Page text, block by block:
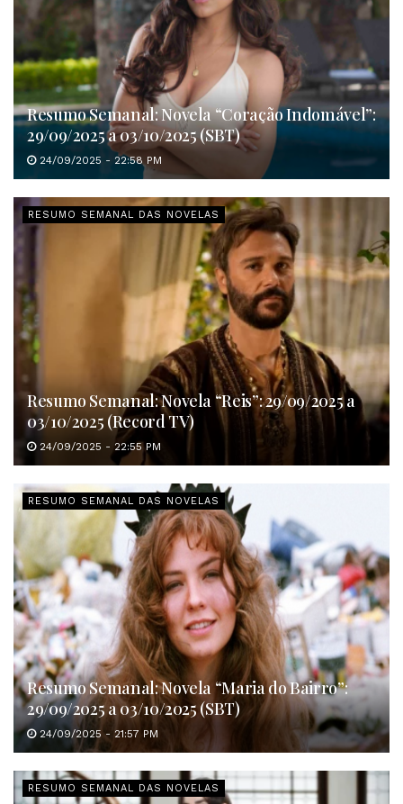
Resumo Semanal: Novela “Coração Indomável”:
29/09/2025 a 03/10/2025 (SBT)
24/09/2025 - 22:58 PM
RESUMO SEMANAL DAS NOVELAS
Resumo Semanal: Novela “Reis”: 29/09/2025 a
03/10/2025 (Record TV)
24/09/2025 - 22:55 PM
RESUMO SEMANAL DAS NOVELAS
Resumo Semanal: Novela “Maria do Bairro”:
29/09/2025 a 03/10/2025 (SBT)
24/09/2025 - 21:57 PM
RESUMO SEMANAL DAS NOVELAS